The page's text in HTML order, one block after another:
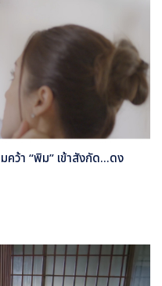
ว้า “พิม” เข้าสังกัด...ดง